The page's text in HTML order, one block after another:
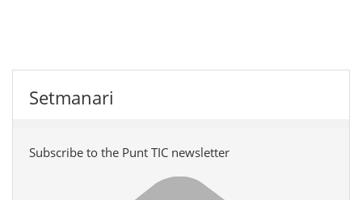
Setmanari
Subscribe to the Punt TIC newsletter